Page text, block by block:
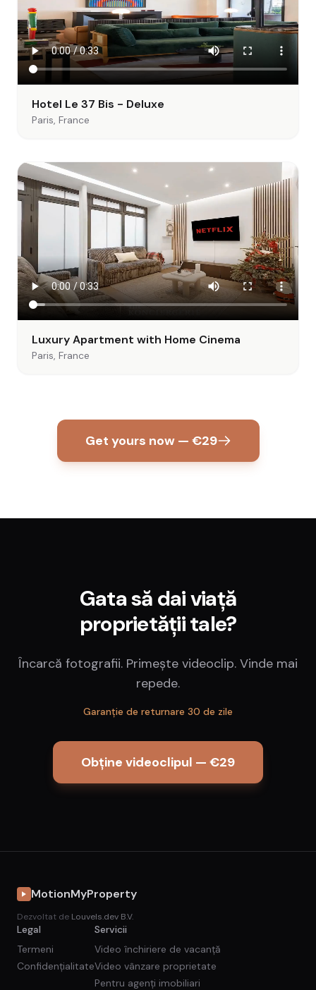
Hotel Le 37 Bis - Deluxe
Paris, France
Luxury Apartment with Home Cinema
Paris, France
Get yours now — €29
Gata să dai viață
proprietății tale?
Încarcă fotografii. Primește videoclip. Vinde mai
repede.
Garanție de returnare 30 de zile
Obține videoclipul — €29
MotionMyProperty
Dezvoltat de Louvels.dev B.V.
Legal
Termeni
Confidențialitate
Servicii
Video închiriere de vacanță
Video vânzare proprietate
Pentru agenți imobiliari